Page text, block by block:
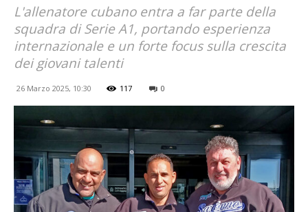
L'allenatore cubano entra a far parte della
squadra di Serie A1, portando esperienza
internazionale e un forte focus sulla crescita
dei giovani talenti
26 Marzo 2025, 10:30 117 0